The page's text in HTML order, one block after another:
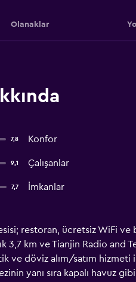
Olanaklar
7,8 Konfor
9,1 Çalışanlar
7,7 İmkanlar
restoran, ücretsiz WiFi
3,7 km ve Tianjin Radio and
ve döviz alım/satım hizmeti
yanı sıra kapalı havuz